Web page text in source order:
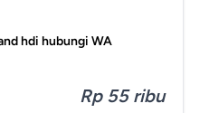
hdi hubungi WA
Rp 55 ribu